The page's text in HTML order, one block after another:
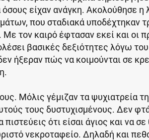
είχαν ανάγκη. Ακολούθησε η
που σταδιακά υποδέχτηκαν
τον καιρό έφτασαν εκεί και οι
βασικές δεξιότητες λόγω
ήξεραν πώς να κοιμούνται σε
Μόλις γέμιζαν τα ψυχιατρεία
τους δυστυχισμένους. Δεν
ότι είσαι άγιος και να
νεκροταφείο. Δηλαδή και